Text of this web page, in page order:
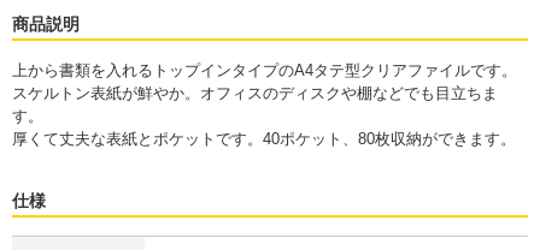
商品説明
上から書類を入れるトップインタイプのA4タテ型クリアファイルです。
スケルトン表紙が鮮やか。オフィスのディスクや棚などでも目立ちま
す。
厚くて丈夫な表紙とポケットです。40ポケット、80枚収納ができます。
仕様